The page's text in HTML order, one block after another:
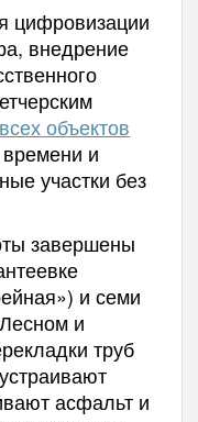
цифровизации
внедрение
всех объектов
и
участки без
завершены
и семи
и
труб
асфальт и